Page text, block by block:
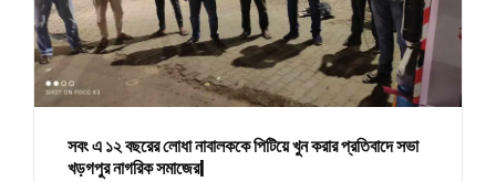
সবং এ ১২ বছরের লোধা নাবালককে পিটিয়ে খুন করার প্রতিবাদে সভা
খড়গপুর নাগরিক সমাজের|